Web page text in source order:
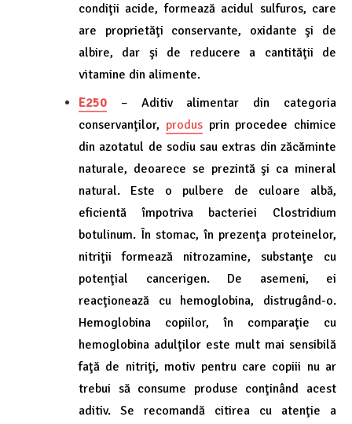
condiţii acide, formează acidul sulfuros, care
are proprietăţi conservante, oxidante şi de
albire, dar şi de reducere a cantităţii de
vitamine din alimente.
E250 – Aditiv alimentar din categoria
conservanţilor, produsprin procedee chimice
din azotatul de sodiu sau extras din zăcăminte
naturale, deoarece se prezintă şi ca mineral
natural. Este o pulbere de culoare albă,
eficientă împotriva bacteriei Clostridium
botulinum. În stomac, în prezenţa proteinelor,
nitriţii formează nitrozamine, substanţe cu
potenţial cancerigen. De asemeni, ei
reacţionează cu hemoglobina, distrugând-o.
Hemoglobina copiilor, în comparaţie cu
hemoglobina adulţilor este mult mai sensibilă
faţă de nitriţi, motiv pentru care copiii nu ar
trebui să consume produse conţinând acest
aditiv. Se recomandă citirea cu atenţie a